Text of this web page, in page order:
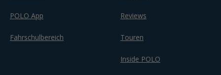
POLO App
Fahrschulbereich
Reviews
Touren
Inside POLO